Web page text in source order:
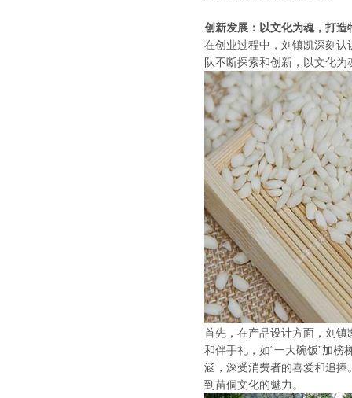
创新发展：以文化为魂，打造
在创业过程中，刘镇凯深刻
队不断探索和创新，以文化
首先，在产品设计方面，刘
和伴手礼，如“一大碗饭”加
涵，深受消费者的喜爱和追
到苗侗文化的魅力。